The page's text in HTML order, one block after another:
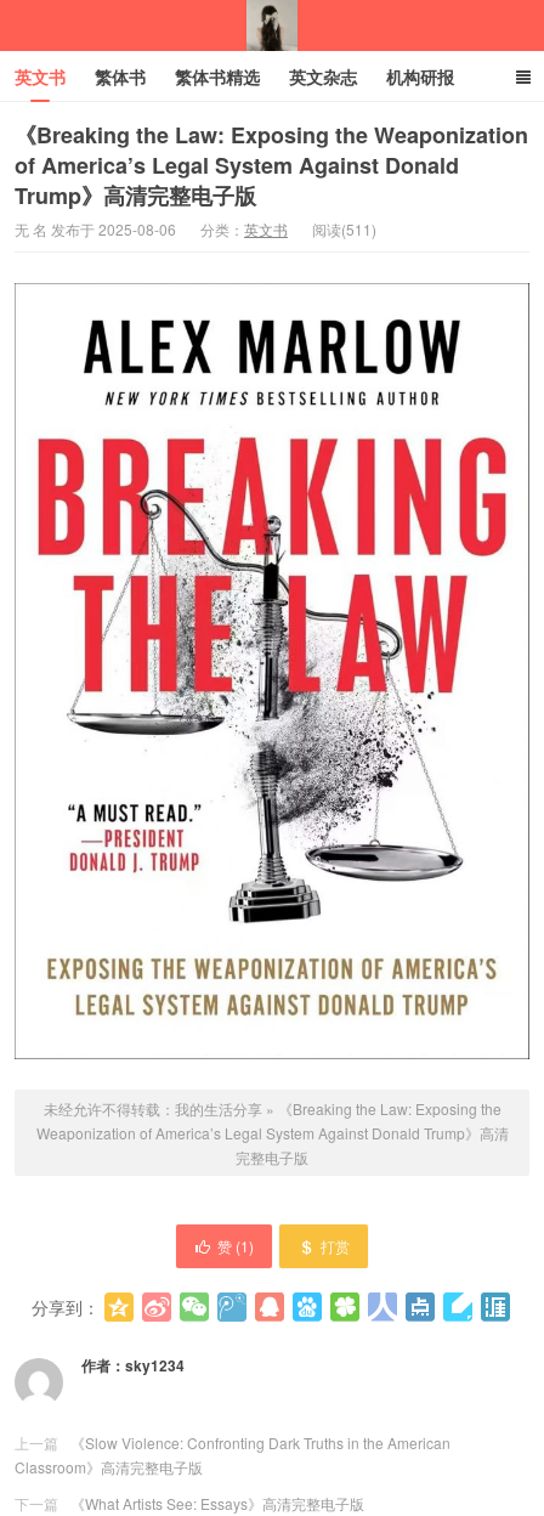
我的生活分享
英文书 繁体书 繁体书精选 英文杂志 机构研报
小语种 绝版书 彩虹亲子电子书 电子书 创业项目
《Breaking the Law: Exposing the Weaponization
of America’s Legal System Against Donald
Trump》高清完整电子版
无 名 发布于 2025-08-06 分类： 英文书 阅读(511)
未经允许不得转载： 我的生活分享»
《Breaking the Law: Exposing the
Weaponization of America’s Legal System Against Donald Trump》高清
完整电子版
赞 (1) 打赏
分享到：
作者： sky1234
上一篇
《Slow Violence: Confronting Dark Truths in the American
Classroom》高清完整电子版
下一篇
《What Artists See: Essays》高清完整电子版